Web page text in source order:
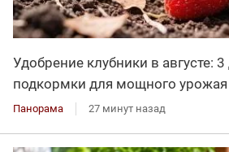
Удобрение клубники в августе:
подкормки для мощного урожая
Панорама 27 минут назад